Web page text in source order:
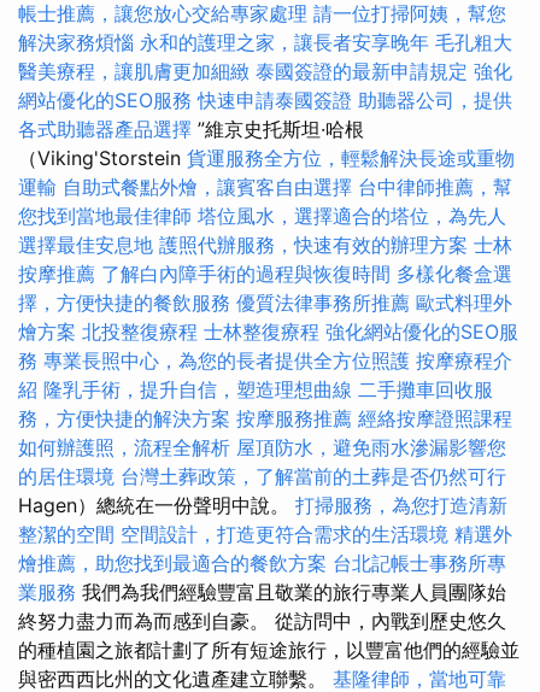
帳士推薦，讓您放心交給專家處理 請一位打掃阿姨，幫您
解決家務煩惱 永和的護理之家，讓長者安享晚年 毛孔粗大
醫美療程，讓肌膚更加細緻 泰國簽證的最新申請規定 強化
網站優化的SEO服務 快速申請泰國簽證 助聽器公司，提供
各式助聽器產品選擇 ”維京史托斯坦·哈根
（Viking'Storstein 貨運服務全方位，輕鬆解決長途或重物
運輸 自助式餐點外燴，讓賓客自由選擇 台中律師推薦，幫
您找到當地最佳律師 塔位風水，選擇適合的塔位，為先人
選擇最佳安息地 護照代辦服務，快速有效的辦理方案 士林
按摩推薦 了解白內障手術的過程與恢復時間 多樣化餐盒選
擇，方便快捷的餐飲服務 優質法律事務所推薦 歐式料理外
燴方案 北投整復療程 士林整復療程 強化網站優化的SEO服
務 專業長照中心，為您的長者提供全方位照護 按摩療程介
紹 隆乳手術，提升自信，塑造理想曲線 二手攤車回收服
務，方便快捷的解決方案 按摩服務推薦 經絡按摩證照課程
如何辦護照，流程全解析 屋頂防水，避免雨水滲漏影響您
的居住環境 台灣土葬政策，了解當前的土葬是否仍然可行
Hagen）總統在一份聲明中說。 打掃服務，為您打造清新
整潔的空間 空間設計，打造更符合需求的生活環境 精選外
燴推薦，助您找到最適合的餐飲方案 台北記帳士事務所專
業服務 我們為我們經驗豐富且敬業的旅行專業人員團隊始
終努力盡力而為而感到自豪。 從訪問中，內戰到歷史悠久
的種植園之旅都計劃了所有短途旅行，以豐富他們的經驗並
與密西西比州的文化遺產建立聯繫。 基隆律師，當地可靠